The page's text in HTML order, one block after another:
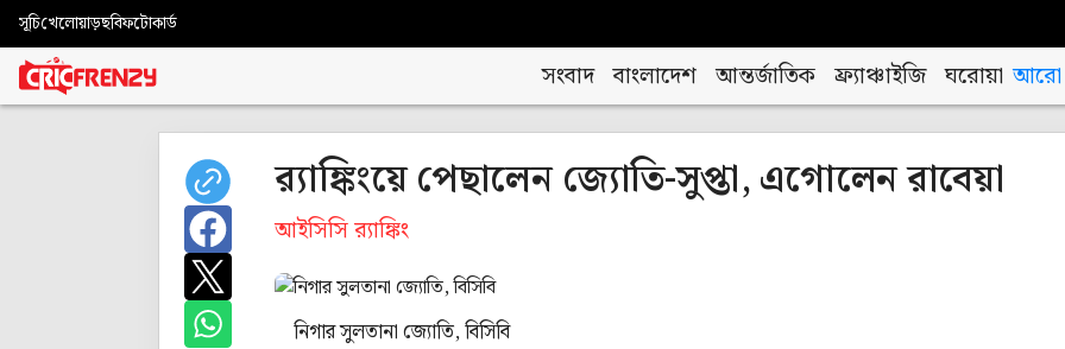
সূচিখেলোয়াড়ছবিফটোকার্ড
সংবাদ বাংলাদেশ আন্তর্জাতিক ফ্র্যাঞ্চাইজি ঘরোয়া আরো
র‍্যাঙ্কিংয়ে পেছালেন জ্যোতি-সুপ্তা, এগোলেন রাবেয়া
আইসিসি র‍্যাঙ্কিং
নিগার সুলতানা জ্যোতি, বিসিবি